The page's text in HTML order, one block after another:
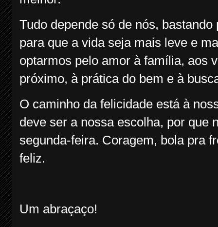
Tudo depende só de nós,
para que a vida seja mais leve e
optarmos pelo amor à família, aos
próximo, à prática do bem e à
O caminho da felicidade está à
deve ser a nossa escolha, por que
segunda-feira. Coragem, bola pra
feliz.
Um abraçaço!